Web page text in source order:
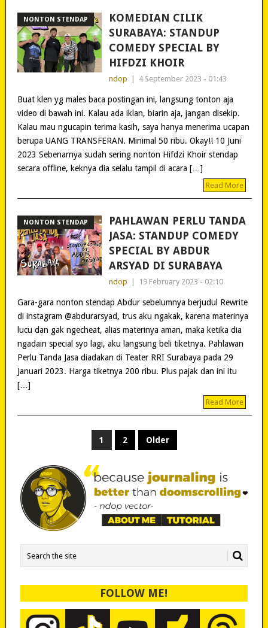
NONTON STENDAP
KOMEDIAN CILIK
SURABAYA: STANDUP
COMEDY SPECIAL BY
HIFDZI KHOIR
ndop 4 September 2023 - 01:43
Buat klen yg males baca postingan ini, langsung tonton aja
video di bawah ini. Kalau ada iklan, biarin aja, jangan disekip.
Kalau mau ngucapin terima kasih, saya hanya menerima ucapan
berupa UANG TRANSFERAN. Minimal 50 ribu. Okay!! 10 Juni
2023 Sebenarnya sudah sering nonton Hifdzi Khoir stendap
secara offline, keknya dia selalu tampil di acara […]
Read More
NONTON STENDAP
PAHLAWAN PERLU TANDA
JASA: STANDUP COMEDY
SPECIAL BY ABDUR
ARSYAD DI SURABAYA
ndop 19 February 2023 - 02:10
Gara-gara nonton stendap Abdur sebelumnya berjudul Rewrite
di instagram @abdurarsyad, trus aku ngakak, karena materinya
lucu dan gak ngecheat, alias materinya aman, maka ketika dia
ngadain special syo lagi, aku langsung beli tiketnya. Pahlawan
Perlu Tanda Jasa diadakan di Teater RRI Surabaya pada 29
Januari 2023. Harga tiketnya 200 ribu. Plus pajak dan ini itu
[…]
Read More
1 2 Older
FOLLOW ME!